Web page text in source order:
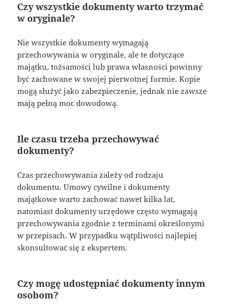
Czy wszystkie dokumenty warto trzymać
w oryginale?
Nie wszystkie dokumenty wymagają
przechowywania w oryginale, ale te dotyczące
majątku, tożsamości lub prawa własności powinny
być zachowane w swojej pierwotnej formie. Kopie
mogą służyć jako zabezpieczenie, jednak nie zawsze
mają pełną moc dowodową.
Ile czasu trzeba przechowywać
dokumenty?
Czas przechowywania zależy od rodzaju
dokumentu. Umowy cywilne i dokumenty
majątkowe warto zachować nawet kilka lat,
natomiast dokumenty urzędowe często wymagają
przechowywania zgodnie z terminami określonymi
w przepisach. W przypadku wątpliwości najlepiej
skonsultować się z ekspertem.
Czy mogę udostępniać dokumenty innym
osobom?